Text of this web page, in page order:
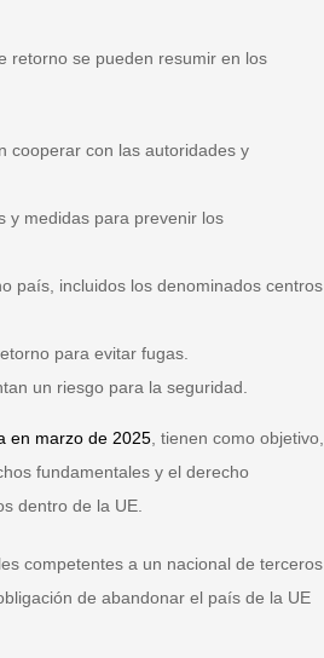
retorno se pueden resumir en los
cooperar con las autoridades y
y medidas para prevenir los
país, incluidos los denominados centros
para evitar fugas.
un riesgo para la seguridad.
en marzo de 2025 , tienen como objetivo,
fundamentales y el derecho
dentro de la UE.
competentes a un nacional de terceros
de abandonar el país de la UE